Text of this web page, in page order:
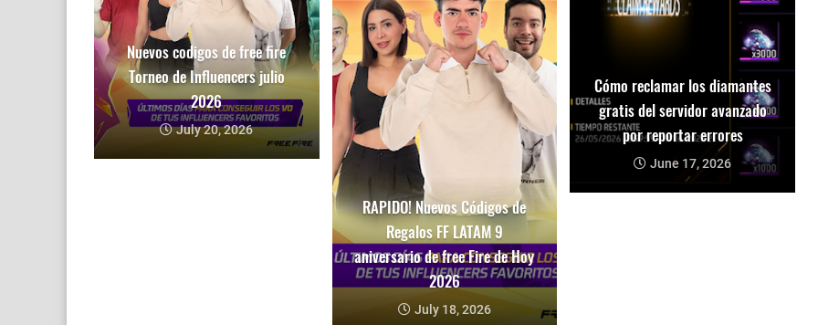
Nuevos codigos de free fire
Torneo de Influencers julio
2026
July 20, 2026
RAPIDO! Nuevos Códigos de
Regalos FF LATAM 9
aniversario de free Fire de Hoy
2026
July 18, 2026
Cómo reclamar los diamantes
gratis del servidor avanzado
por reportar errores
June 17, 2026